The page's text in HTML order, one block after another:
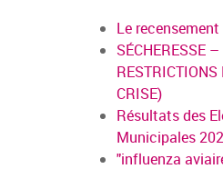
Le
SÉCHERESSE
CRISE)
Résultats des
Municipales
"influenza